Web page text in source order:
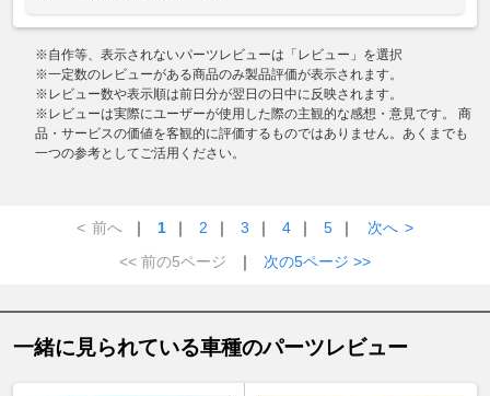
※自作等、表示されないパーツレビューは「レビュー」を選択
※一定数のレビューがある商品のみ製品評価が表示されます。
※レビュー数や表示順は前日分が翌日の日中に反映されます。
※レビューは実際にユーザーが使用した際の主観的な感想・意見です。 商
品・サービスの価値を客観的に評価するものではありません。あくまでも
一つの参考としてご活用ください。
< 前へ ｜ 1 ｜ 2 ｜ 3 ｜ 4 ｜ 5 ｜ 次へ >
<< 前の5ページ
｜ 次の5ページ >>
一緒に見られている車種のパーツレビュー